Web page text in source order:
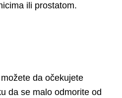
ili prostatom.
da očekujete
da se malo odmorite od